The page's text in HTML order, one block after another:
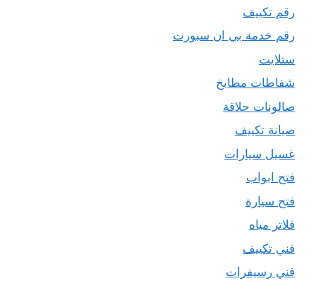
رقم تكييف
رقم خدمة بي ان سبورت
ستلايت
شفاطات مطابخ
صالونات حلاقة
صيانة تكييف
غسيل سيارات
فتح ابواب
فتح سيارة
فلاتر مياه
فني تكييف
فني رسيفرات